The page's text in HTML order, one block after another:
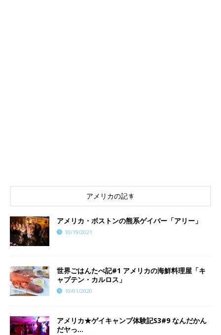
アメリカの記事
アメリカ・ボストンの熊系ゲイバー「アリー」
10/19/2021
世界ごはんたべ記#1 アメリカの海鮮料理屋「キ
ャプテン・カルロス」
10/01/2020
​​アメリカ★ゲイキャンプ体験記S3#9 なんだかん
だヤっ…